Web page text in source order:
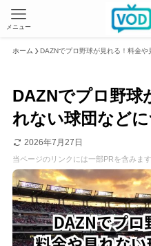
メニュー
ホーム DAZNでプロ野球が見れる！料金
DAZNでプロ野球
れない球団など
2026年7月27日
当ページのリンクには一部PRを含みます